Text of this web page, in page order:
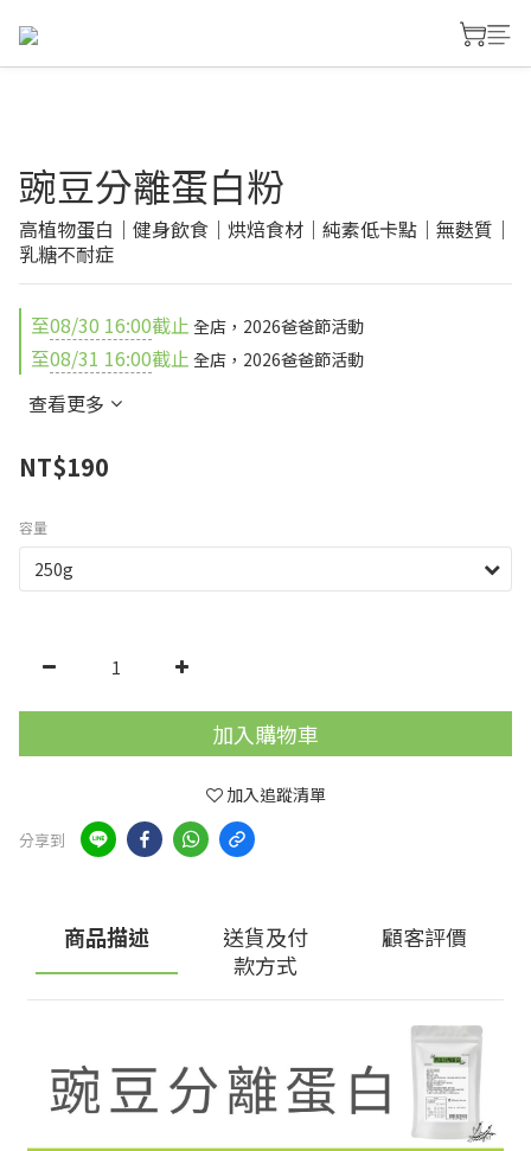
豌豆分離蛋白粉
高植物蛋白｜健身飲食｜烘焙食材｜純素低卡點｜無麩質｜
乳糖不耐症
至08/30 16:00截止 全店，2026爸爸節活動
至08/31 16:00截止 全店，2026爸爸節活動
查看更多
NT$190
容量
加入購物車
加入追蹤清單
分享到
商品描述
送貨及付
款方式
顧客評價